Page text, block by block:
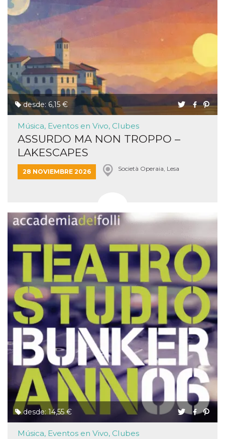
desde: 6,15 €
Música, Eventos en Vivo, Clubes
ASSURDO MA NON TROPPO –
LAKESCAPES
28 NOVIEMBRE 2026 Società Operaia, Lesa
desde: 14,55 €
Música, Eventos en Vivo, Clubes